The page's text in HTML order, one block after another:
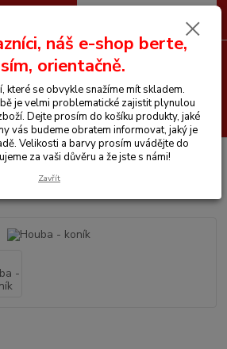
Hledat
0 Kč
- koník
náš e-shop berte,
orientačně.
které se obvykle snažíme mít skladem.
je velmi problematické zajistit plynulou
Dejte prosím do košíku produkty, jaké
vás budeme obratem informovat, jaký je
Velikosti a barvy prosím uvádějte do
za vaši důvěru a že jste s námi!
Zavřít